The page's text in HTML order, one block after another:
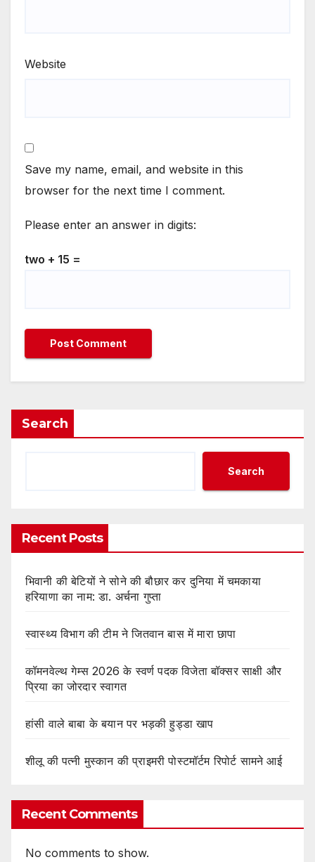
Website
Save my name, email, and website in this
browser for the next time I comment.
Please enter an answer in digits:
two + 15 =
Search
Search
Recent Posts
भिवानी की बेटियों ने सोने की बौछार कर दुनिया में चमकाया
हरियाणा का नाम: डा. अर्चना गुप्ता
स्वास्थ्य विभाग की टीम ने जितवान बास में मारा छापा
कॉमनवेल्थ गेम्स 2026 के स्वर्ण पदक विजेता बॉक्सर साक्षी और
प्रिया का जोरदार स्वागत
हांसी वाले बाबा के बयान पर भड़की हुड्डा खाप
शीलू की पत्नी मुस्कान की प्राइमरी पोस्टमॉर्टम रिपोर्ट सामने आई
Recent Comments
No comments to show.